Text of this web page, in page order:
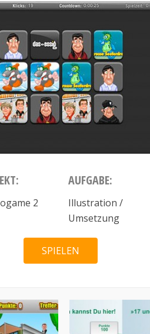
2
AUFGABE:
Illustration /
Umsetzung
SPIELEN